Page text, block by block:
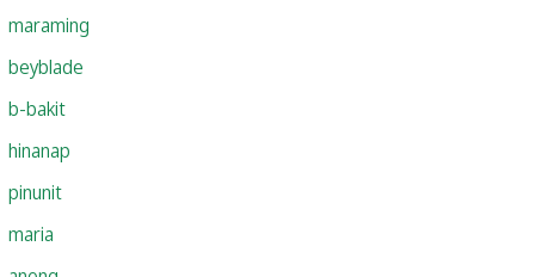
maraming
beyblade
b-bakit
hinanap
pinunit
maria